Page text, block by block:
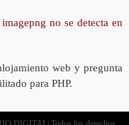
no se detecta en
web y pregunta
para PHP.